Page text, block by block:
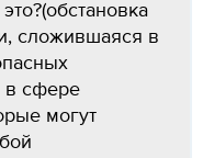
сложившаяся в
в сфере
могут